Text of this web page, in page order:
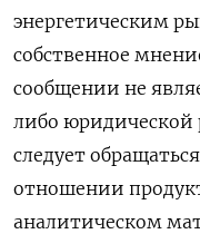
энергетическим
собственное
сообщении не
либо юридической
следует
отношении
аналитическом